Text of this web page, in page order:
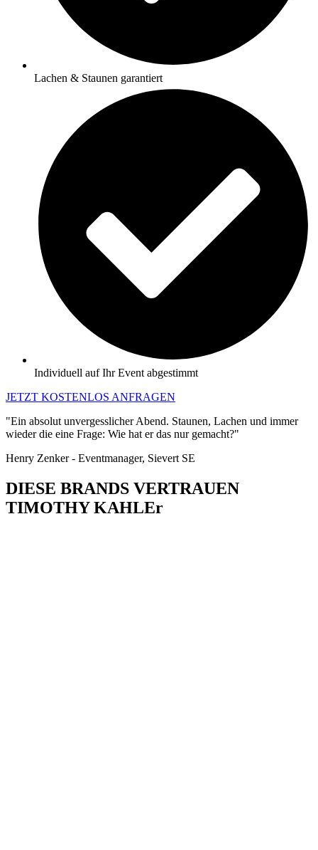
Lachen & Staunen garantiert
Individuell auf Ihr Event abgestimmt
JETZT KOSTENLOS ANFRAGEN
"Ein absolut unvergesslicher Abend. Staunen, Lachen und immer
wieder die eine Frage: Wie hat er das nur gemacht?"
Henry Zenker - Eventmanager, Sievert SE
DIESE BRANDS VERTRAUEN
TIMOTHY KAHLEr